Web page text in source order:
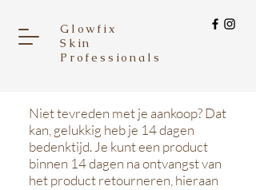
Glowfix
Skin
Professionals
Niet tevreden met je aankoop? Dat
kan, gelukkig heb je 14 dagen
bedenktijd. Je kunt een product
binnen 14 dagen na ontvangst van
het product retourneren, hieraan